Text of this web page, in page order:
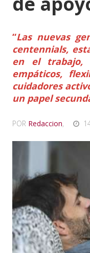
“Las nuevas
centennials,
en el trabajo,
empáticos,
cuidadores
un papel
POR Redaccion,